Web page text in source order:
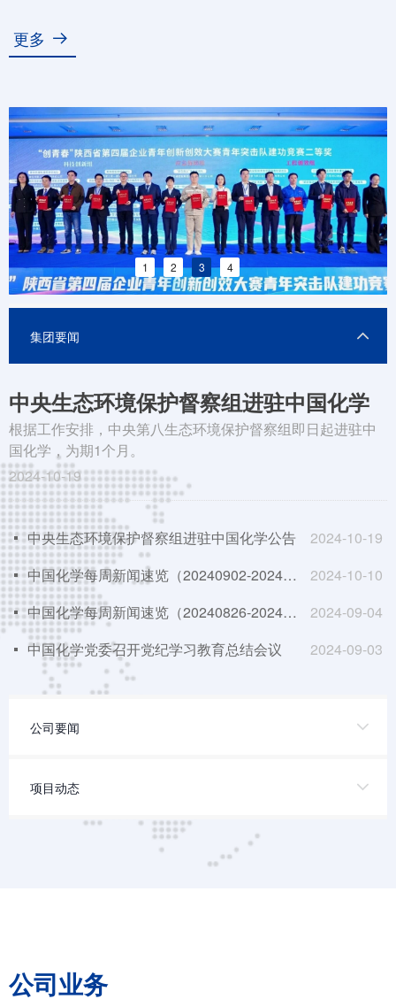
公司业务
更多 뀠
1 2 3 4
集团要闻
中央生态环境保护督察组进驻中国化学
公告
根据工作安排，中央第八生态环境保护督察组即日起进驻中
国化学，为期1个月。
2024-10-19
2024-10-19
넷 中央生态环境保护督察组进驻中国化学公告
2024-10-10
넷
中国化学每周新闻速览（20240902-20240908）
2024-09-04
넷
中国化学每周新闻速览（20240826-20240901）
2024-09-03
넷 中国化学党委召开党纪学习教育总结会议
公司要闻
项目动态